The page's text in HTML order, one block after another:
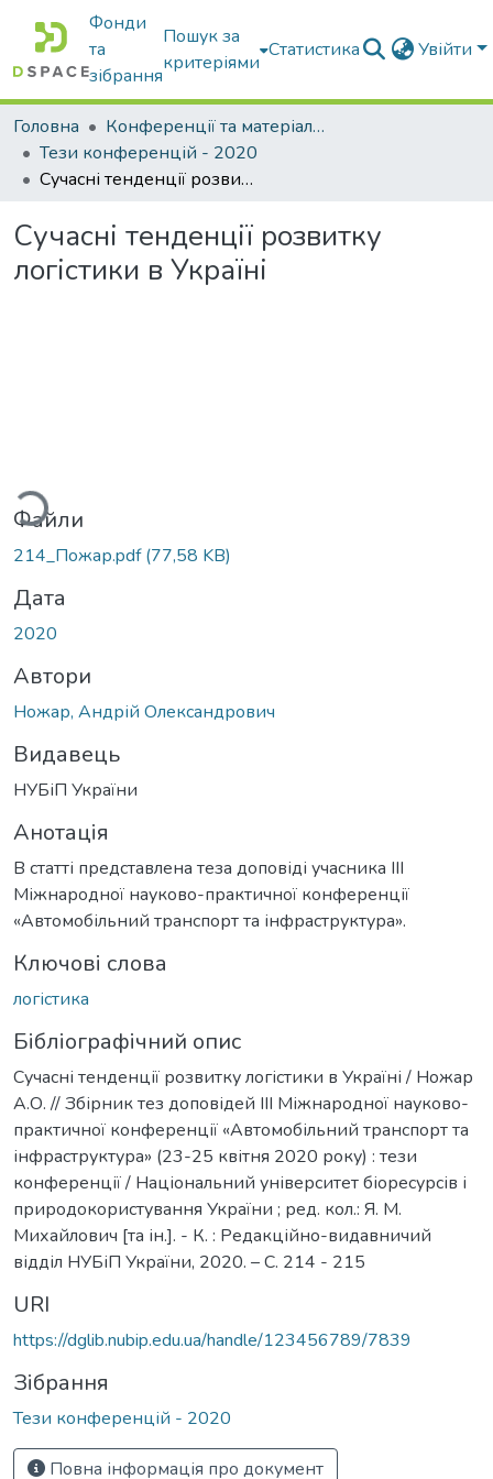
Фонди
та
зібрання
Пошук за
критеріями
Статистика Увійти
Головна
Конференції та матеріали конференцій
Тези конференцій - 2020
Сучасні тенденції розвитку логістики в Україні
Сучасні тенденції розвитку
логістики в Україні
Файли
214_Пожар.pdf(77,58 KB)
Дата
2020
Автори
Ножар, Андрій Олександрович
Видавець
НУБіП України
Анотація
В статті представлена теза доповіді учасника ІІІ
Міжнародної науково-практичної конференції
«Автомобільний транспорт та інфраструктура».
Ключові слова
логістика
Бібліографічний опис
Сучасні тенденції розвитку логістики в Україні / Ножар
А.О. // Збірник тез доповідей ІІІ Міжнародної науково-
практичної конференції «Автомобільний транспорт та
інфраструктура» (23-25 квітня 2020 року) : тези
конференції / Національний університет біоресурсів і
природокористування України ; ред. кол.: Я. М.
Михайлович [та ін.]. - К. : Редакційно-видавничий
відділ НУБіП України, 2020. – С. 214 - 215
URI
https://dglib.nubip.edu.ua/handle/123456789/7839
Зібрання
Тези конференцій - 2020
Повна інформація про документ